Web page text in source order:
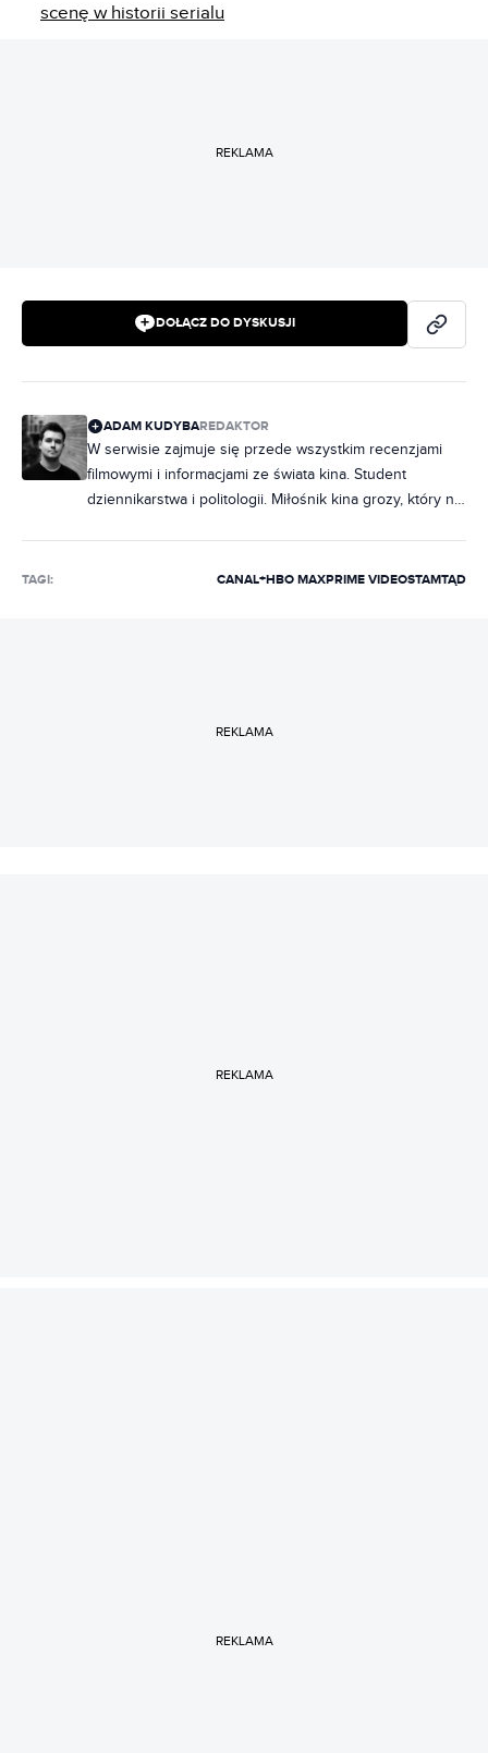
scenę w historii serialu
REKLAMA
DOŁĄCZ DO DYSKUSJI
ADAM KUDYBAREDAKTOR
W serwisie zajmuje się przede wszystkim recenzjami
filmowymi i informacjami ze świata kina. Student
dziennikarstwa i politologii. Miłośnik kina grozy, który na
większość playlisty na Spotify. Wcześniej publikował w
TAGI: CANAL+HBO MAXPRIME VIDEOSTAMTĄD
REKLAMA
REKLAMA
REKLAMA